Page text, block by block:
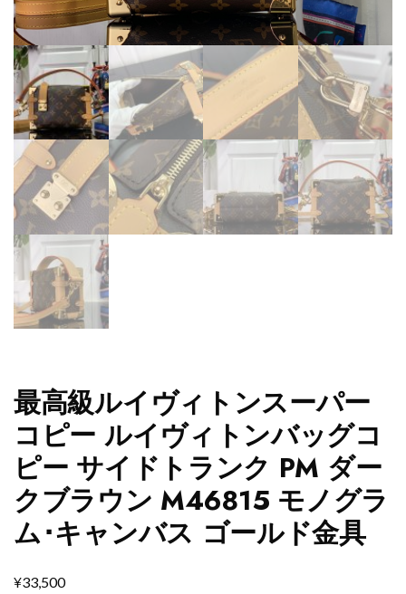
最高級ルイヴィトンスーパー
コピー ルイヴィトンバッグコ
ピー サイドトランク PM ダー
クブラウン M46815 モノグラ
ム･キャンバス ゴールド金具
¥33,500